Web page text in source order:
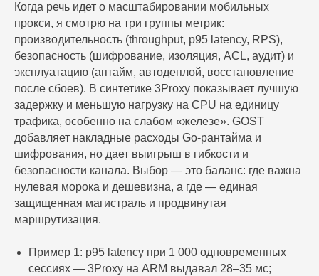
Когда речь идет о масштабировании мобильных
прокси, я смотрю на три группы метрик:
производительность (throughput, p95 latency, RPS),
безопасность (шифрование, изоляция, ACL, аудит) и
эксплуатацию (аптайм, автодеплой, восстановление
после сбоев). В синтетике 3Proxy показывает лучшую
задержку и меньшую нагрузку на CPU на единицу
трафика, особенно на слабом «железе». GOST
добавляет накладные расходы Go-рантайма и
шифрования, но дает выигрыш в гибкости и
безопасности канала. Выбор — это баланс: где важна
нулевая морока и дешевизна, а где — единая
защищенная магистраль и продвинутая
маршрутизация.
Пример 1: p95 latency при 1 000 одновременных
сессиях — 3Proxy на ARM выдавал 28–35 мс;